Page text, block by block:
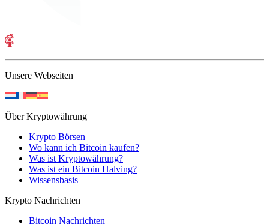
Unsere Webseiten
Über Kryptowährung
Krypto Börsen
Wo kann ich Bitcoin kaufen?
Was ist Kryptowährung?
Was ist ein Bitcoin Halving?
Wissensbasis
Krypto Nachrichten
Bitcoin Nachrichten